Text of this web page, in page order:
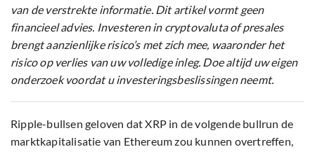
van de verstrekte informatie. Dit artikel vormt geen
financieel advies. Investeren in cryptovaluta of presales
brengt aanzienlijke risico’s met zich mee, waaronder het
risico op verlies van uw volledige inleg. Doe altijd uw eigen
onderzoek voordat u investeringsbeslissingen neemt.
Ripple-bullsen geloven dat XRP in de volgende bullrun de
marktkapitalisatie van Ethereum zou kunnen overtreffen,